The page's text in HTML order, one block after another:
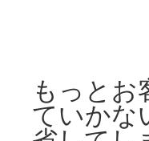
もっとお
ていかな